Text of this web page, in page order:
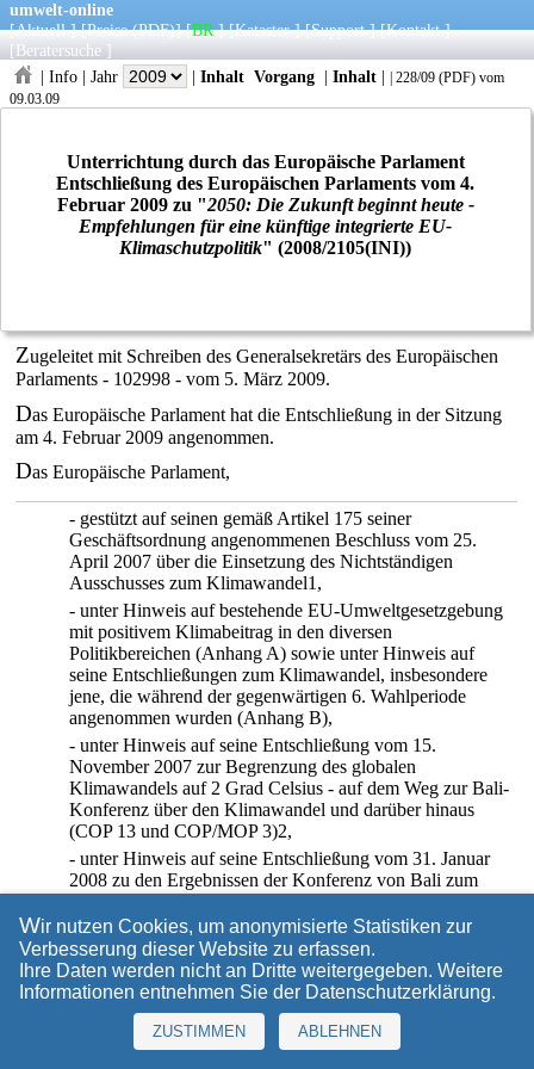
umwelt-online
[Aktuell] [Preise (PDF)] [BR] [Kataster] [Support] [Kontakt]
[ Beratersuche ]
| Info | Jahr | Inhalt Vorgang | Inhalt | 228/09 (PDF) vom
09.03.09
Unterrichtung durch das Europäische Parlament
Entschließung des Europäischen Parlaments vom 4.
Februar 2009 zu "2050: Die Zukunft beginnt heute -
Empfehlungen für eine künftige integrierte EU-
Klimaschutzpolitik" (2008/2105(INI))
Zugeleitet mit Schreiben des Generalsekretärs des Europäischen
Parlaments - 102998 - vom 5. März 2009.
Das Europäische Parlament hat die Entschließung in der Sitzung
am 4. Februar 2009 angenommen.
Das Europäische Parlament,
- gestützt auf seinen gemäß Artikel 175 seiner
Geschäftsordnung angenommenen Beschluss vom 25.
April 2007 über die Einsetzung des Nichtständigen
Ausschusses zum Klimawandel1,
- unter Hinweis auf bestehende EU-Umweltgesetzgebung
mit positivem Klimabeitrag in den diversen
Politikbereichen (Anhang A) sowie unter Hinweis auf
seine Entschließungen zum Klimawandel, insbesondere
jene, die während der gegenwärtigen 6. Wahlperiode
angenommen wurden (Anhang B),
- unter Hinweis auf seine Entschließung vom 15.
November 2007 zur Begrenzung des globalen
Klimawandels auf 2 Grad Celsius - auf dem Weg zur Bali-
Konferenz über den Klimawandel und darüber hinaus
(COP 13 und COP/MOP 3)2,
- unter Hinweis auf seine Entschließung vom 31. Januar
2008 zu den Ergebnissen der Konferenz von Bali zum
- unter Hinweis auf seine Entschließung vom 10. April
2008 zum Grünbuch der Kommission über die Anpassung
an den Klimawandel in Europa - Optionen für
Maßnahmen der EU (KOM (2007)0354)4,
- unter Hinweis auf seine Entschließung vom 21. Mai
2008 zu den wissenschaftlichen Fakten des
Wir nutzen Cookies, um anonymisierte Statistiken zur
Verbesserung dieser Website zu erfassen.
Ihre Daten werden nicht an Dritte weitergegeben. Weitere
Informationen entnehmen Sie der Datenschutzerklärung.
ZUSTIMMEN ABLEHNEN